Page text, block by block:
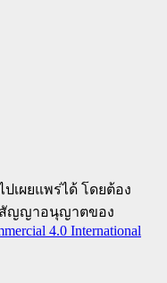
เผยแพร่ได้ โดยต้อง
สัญญาอนุญาตของ
4.0 International